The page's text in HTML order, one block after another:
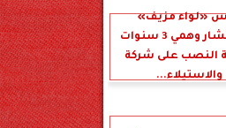
«لواء مزيف»
ومستشار وهمي 3 سنوات
النصب على شركة
والاستيلاء...